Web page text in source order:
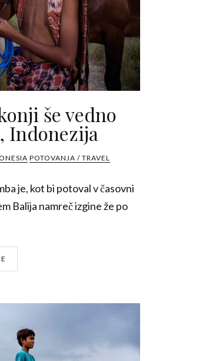
še vedno
Indonezija
POTOVANJA / TRAVEL
je, kot bi potoval v časovni
Balija namreč izgine že po